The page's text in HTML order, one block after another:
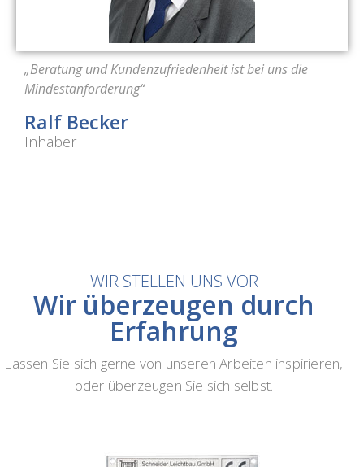
„Beratung und Kundenzufriedenheit ist bei uns die
Mindestanforderung“
Ralf Becker
Inhaber
WIR STELLEN UNS VOR
Wir überzeugen durch
Erfahrung
Lassen Sie sich gerne von unseren Arbeiten inspirieren,
oder überzeugen Sie sich selbst.